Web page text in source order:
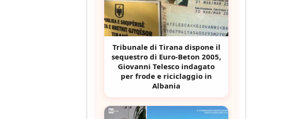
Tribunale di Tirana dispone il
sequestro di Euro-Beton 2005,
Giovanni Telesco indagato
per frode e riciclaggio in
Albania